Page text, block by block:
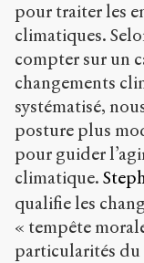
pour traiter les
climatiques.
compter sur un
changements
systématisé,
posture plus
pour guider
climatique.
qualifie les
« tempête
particularités du